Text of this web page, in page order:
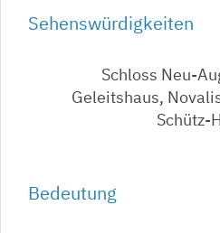
Sehenswürdigkeiten
Schloss Neu-
Geleitshaus,
Schütz-
Bedeutung